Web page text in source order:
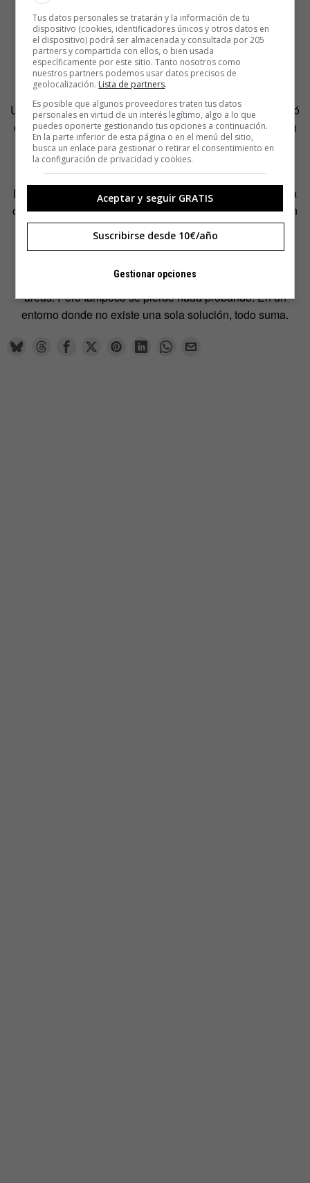
Un estudio aparecido en 2008 enThe New Scientist
reveló
que las enormes extensiones de invernaderos blancos en
Almería podrián ser responsables de una bajada de la
temperatura de 0,3 grados por década.
La tecnología a gran escala tendrá un papel decisivo para
combatir el cambio climático, pero no podrá hacer todo sin
la innovación frugal, soluciones sencillas que empiezan
puede utilizar como excusa para dejar de actuar en otra
áreas. Pero tampoco se pierde nada probando. En un
entorno donde no existe una sola solución, todo suma.
Tus datos personales se tratarán y la información de tu
dispositivo (cookies, identificadores únicos y otros datos en
el dispositivo) podrá ser almacenada y consultada por 205
partners y compartida con ellos, o bien usada
específicamente por este sitio. Tanto nosotros como
nuestros partners podemos usar datos precisos de
geolocalización. Lista de partners.
Es posible que algunos proveedores traten tus datos
personales en virtud de un interés legítimo, algo a lo que
puedes oponerte gestionando tus opciones a continuación.
En la parte inferior de esta página o en el menú del sitio,
busca un enlace para gestionar o retirar el consentimiento en
la configuración de privacidad y cookies.
Aceptar y seguir GRATIS
Suscribirse desde 10€/año
Gestionar opciones